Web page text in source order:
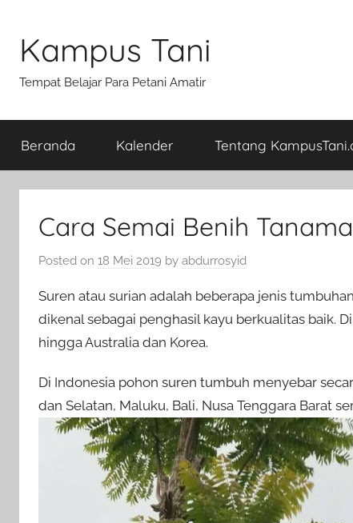
content
Kampus Tani
Tempat Belajar Para Petani Amatir
Beranda Kalender Tentang
Cara Semai Benih
Posted on 18 Mei 2019 by abdurrosyid
Suren atau surian adalah beberapa jenis
dikenal sebagai penghasil kayu berkualitas baik.
hingga Australia dan Korea.
Di Indonesia pohon suren tumbuh menyebar
dan Selatan, Maluku, Bali, Nusa Tenggara Barat